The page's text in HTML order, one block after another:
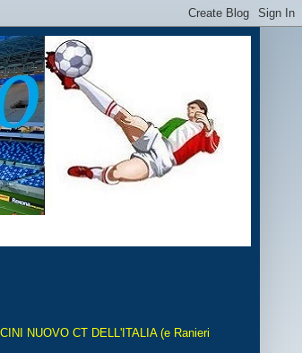
NUOVO CT DELL'ITALIA (e Ranieri